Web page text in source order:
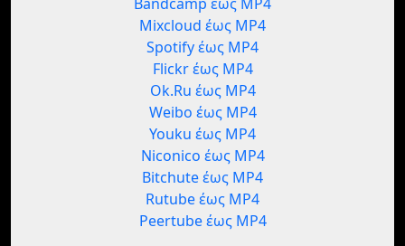
Mixcloud έως MP4
Spotify έως MP4
Flickr έως MP4
Ok.Ru έως MP4
Weibo έως MP4
Youku έως MP4
Niconico έως MP4
Bitchute έως MP4
Rutube έως MP4
Peertube έως MP4